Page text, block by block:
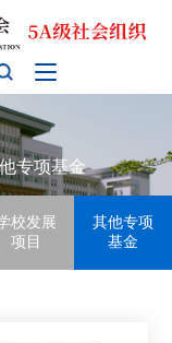
专项基金
校发展
项目
其他专项
基金